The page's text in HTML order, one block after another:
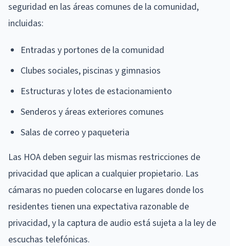
seguridad en las áreas comunes de la comunidad,
incluidas:
Entradas y portones de la comunidad
Clubes sociales, piscinas y gimnasios
Estructuras y lotes de estacionamiento
Senderos y áreas exteriores comunes
Salas de correo y paqueteria
Las HOA deben seguir las mismas restricciones de
privacidad que aplican a cualquier propietario. Las
cámaras no pueden colocarse en lugares donde los
residentes tienen una expectativa razonable de
privacidad, y la captura de audio está sujeta a la ley de
escuchas telefónicas.